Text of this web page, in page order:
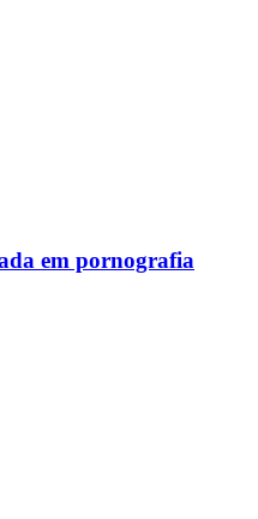
em pornografia